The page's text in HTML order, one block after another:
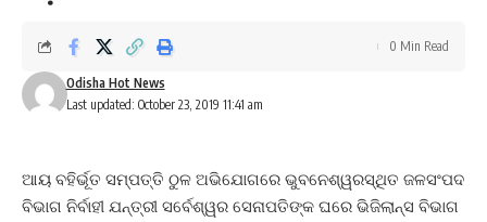
Last updated: October 23, 2019 11:41 am
Odisha Hot News
0 Min Read
ଆୟ ବହିର୍ଭୂତ ସମ୍ପତ୍ତି ଠୁଳ ଅଭିଯୋଗରେ ଭୁବନେଶ୍ୱରସ୍ଥିତ ଜଳସଂପଦ
ବିଭାଗ ନିର୍ବାହୀ ଯନ୍ତ୍ରୀ ସର୍ବେଶ୍ୱର ସେନାପତିଙ୍କ ଘରେ ଭିଜିଲାନ୍ସ ବିଭାଗ